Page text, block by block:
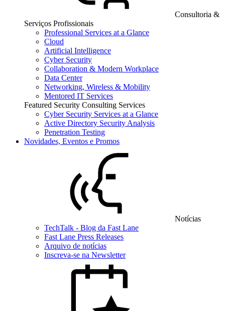
Consultoria &
Serviços Profissionais
Professional Services at a Glance
Cloud
Artificial Intelligence
Cyber Security
Collaboration & Modern Workplace
Data Center
Networking, Wireless & Mobility
Mentored IT Services
Featured Security Consulting Services
Cyber Security Services at a Glance
Active Directory Security Analysis
Penetration Testing
Novidades, Eventos e Promos
Notícias
TechTalk - Blog da Fast Lane
Fast Lane Press Releases
Arquivo de notícias
Inscreva-se na Newsletter